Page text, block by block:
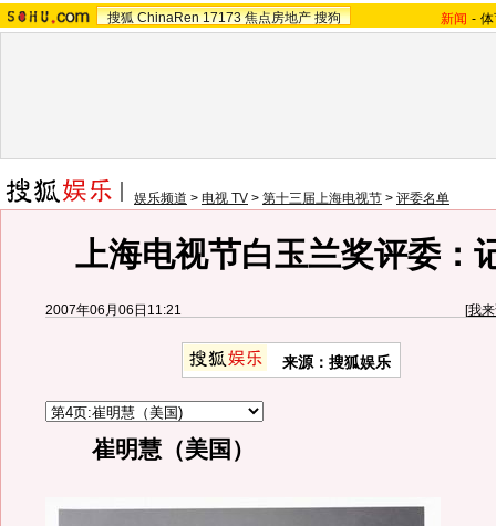
搜狐 ChinaRen 17173 焦点房地产 搜狗 新闻 -
娱乐频道 > 电视 TV > 第十三届上海电视节 > 评委名单
上海电视节白玉兰奖评委：
2007年06月06日11:21 [我
来源：搜狐娱乐
崔明慧（美国）